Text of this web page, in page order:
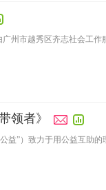
州市越秀区齐志社会工
领者》
”）致力于用公益互助